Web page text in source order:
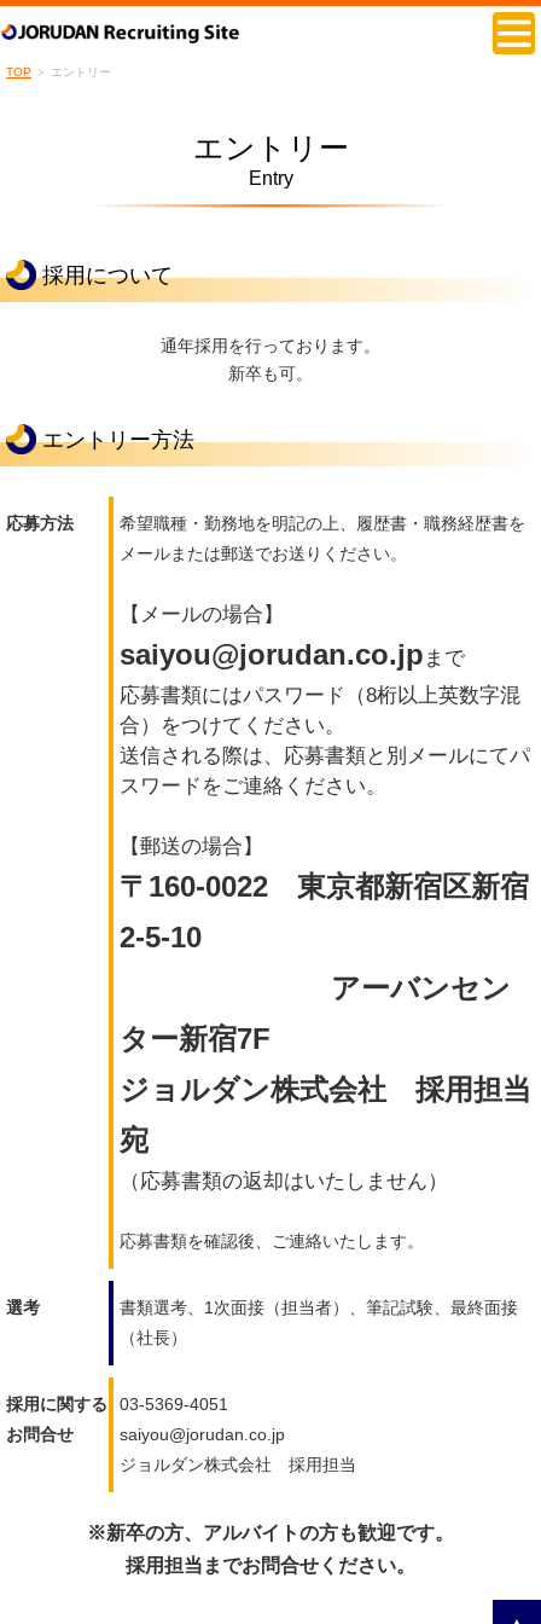
TOP ＞ エントリー
エントリー
Entry
採用について
通年採用を行っております。
新卒も可。
エントリー方法
応募方法
希望職種・勤務地を明記の上、履歴書・職務経歴書を
メールまたは郵送でお送りください。
【メールの場合】
saiyou@jorudan.co.jp まで
応募書類にはパスワード（8桁以上英数字混
合）をつけてください。
送信される際は、応募書類と別メールにてパ
スワードをご連絡ください。
【郵送の場合】
〒160-0022 東京都新宿区新宿
2-5-10
アーバンセン
ター新宿7F
ジョルダン株式会社 採用担当
宛
（応募書類の返却はいたしません）
応募書類を確認後、ご連絡いたします。
選考
書類選考、1次面接（担当者）、筆記試験、最終面接
（社長）
採用に関する
お問合せ
03-5369-4051
saiyou@jorudan.co.jp
ジョルダン株式会社 採用担当
※新卒の方、アルバイトの方も歓迎です。
採用担当までお問合せください。